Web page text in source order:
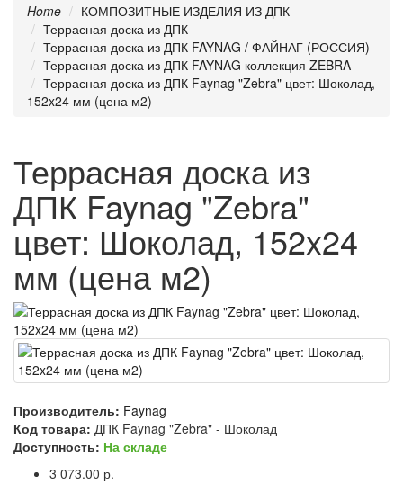
Home
КОМПОЗИТНЫЕ ИЗДЕЛИЯ ИЗ ДПК
Террасная доска из ДПК
Террасная доска из ДПК FAYNAG / ФАЙНАГ (РОССИЯ)
Террасная доска из ДПК FAYNAG коллекция ZEBRA
Террасная доска из ДПК Faynag "Zebra" цвет: Шоколад,
152x24 мм (цена м2)
Террасная доска из
ДПК Faynag "Zebra"
цвет: Шоколад, 152x24
мм (цена м2)
Производитель: Faynag
Код товара: ДПК Faynag "Zebra" - Шоколад
Доступность: На складе
3 073.00 р.